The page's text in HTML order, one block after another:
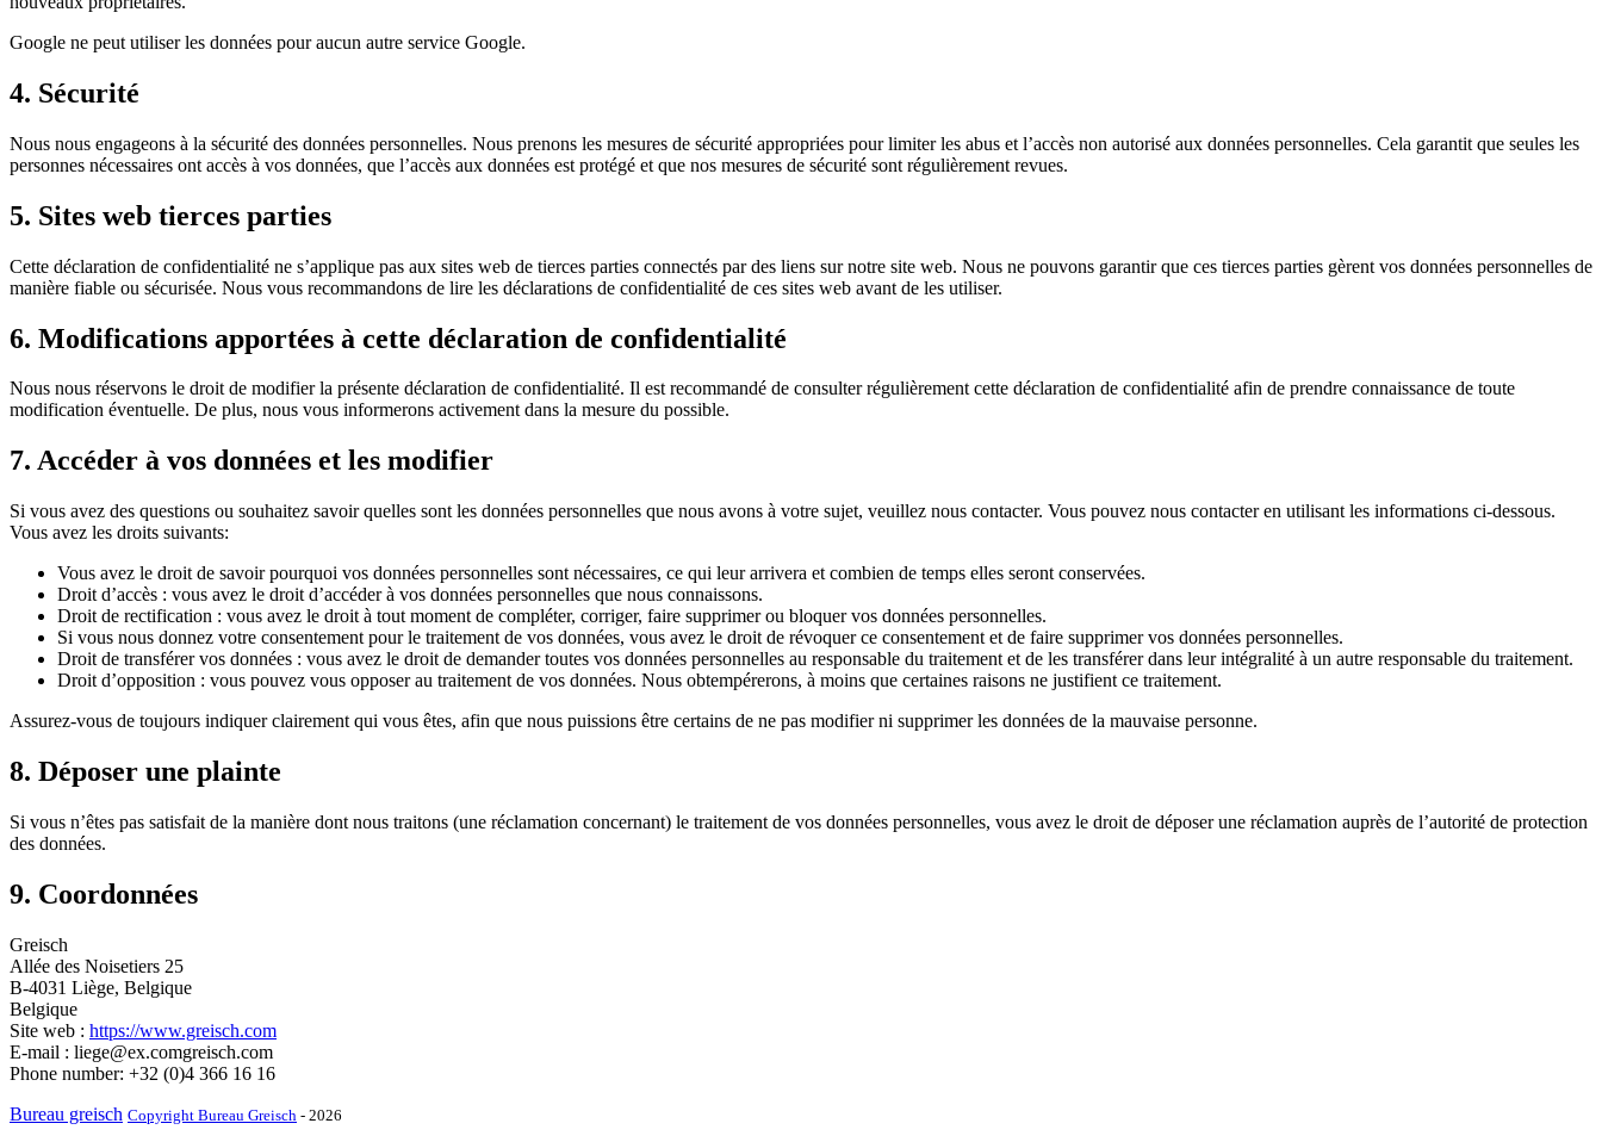
Google ne peut utiliser les données pour aucun autre service Google.
4. Sécurité
Nous nous engageons à la sécurité des données personnelles. Nous prenons les mesures de sécurité appropriées pour limiter les abus et l’accès non autorisé aux données personnelles. Cela garantit que seules les
personnes nécessaires ont accès à vos données, que l’accès aux données est protégé et que nos mesures de sécurité sont régulièrement revues.
5. Sites web tierces parties
Cette déclaration de confidentialité ne s’applique pas aux sites web de tierces parties connectés par des liens sur notre site web. Nous ne pouvons garantir que ces tierces parties gèrent vos données personnelles de
manière fiable ou sécurisée. Nous vous recommandons de lire les déclarations de confidentialité de ces sites web avant de les utiliser.
6. Modifications apportées à cette déclaration de confidentialité
Nous nous réservons le droit de modifier la présente déclaration de confidentialité. Il est recommandé de consulter régulièrement cette déclaration de confidentialité afin de prendre connaissance de toute
modification éventuelle. De plus, nous vous informerons activement dans la mesure du possible.
7. Accéder à vos données et les modifier
Si vous avez des questions ou souhaitez savoir quelles sont les données personnelles que nous avons à votre sujet, veuillez nous contacter. Vous pouvez nous contacter en utilisant les informations ci-dessous.
Vous avez les droits suivants:
Vous avez le droit de savoir pourquoi vos données personnelles sont nécessaires, ce qui leur arrivera et combien de temps elles seront conservées.
Droit d’accès : vous avez le droit d’accéder à vos données personnelles que nous connaissons.
Droit de rectification : vous avez le droit à tout moment de compléter, corriger, faire supprimer ou bloquer vos données personnelles.
Si vous nous donnez votre consentement pour le traitement de vos données, vous avez le droit de révoquer ce consentement et de faire supprimer vos données personnelles.
Droit de transférer vos données : vous avez le droit de demander toutes vos données personnelles au responsable du traitement et de les transférer dans leur intégralité à un autre responsable du traitement.
Droit d’opposition : vous pouvez vous opposer au traitement de vos données. Nous obtempérerons, à moins que certaines raisons ne justifient ce traitement.
Assurez-vous de toujours indiquer clairement qui vous êtes, afin que nous puissions être certains de ne pas modifier ni supprimer les données de la mauvaise personne.
8. Déposer une plainte
Si vous n’êtes pas satisfait de la manière dont nous traitons (une réclamation concernant) le traitement de vos données personnelles, vous avez le droit de déposer une réclamation auprès de l’autorité de protection
des données.
9. Coordonnées
Greisch
Allée des Noisetiers 25
B-4031 Liège, Belgique
Belgique
Site web : https://www.greisch.com
E-mail : liege@ex.comgreisch.com
Phone number: +32 (0)4 366 16 16
Bureau greisch Copyright Bureau Greisch - 2026